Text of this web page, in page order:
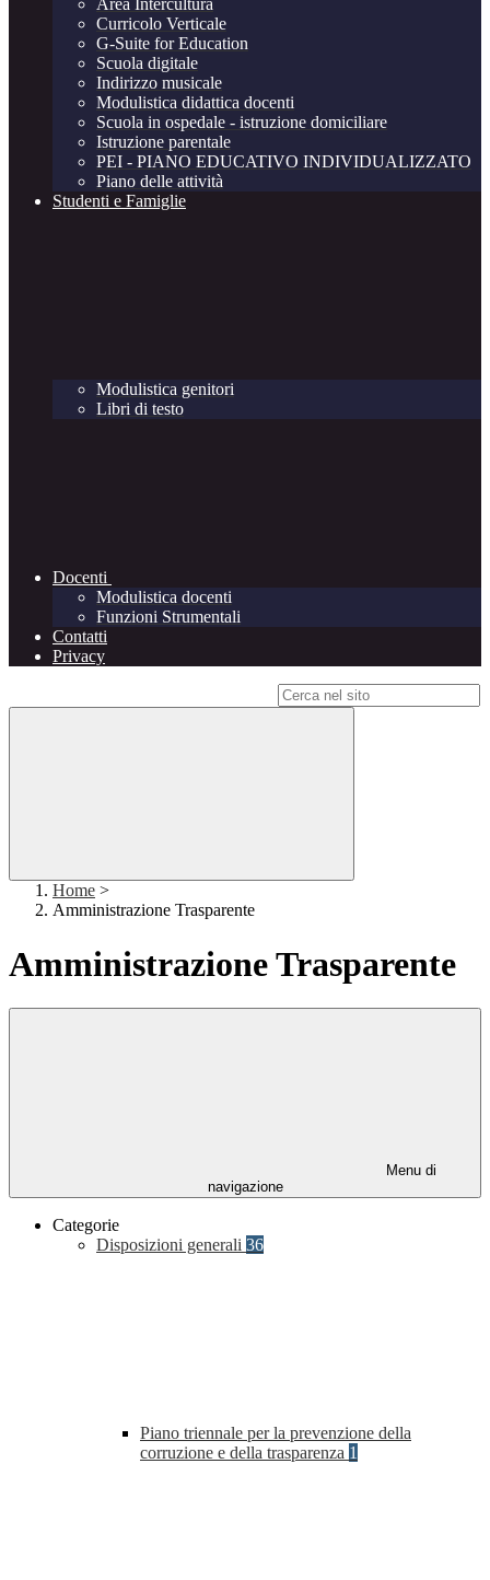
Area Intercultura
Curricolo Verticale
G-Suite for Education
Scuola digitale
Indirizzo musicale
Modulistica didattica docenti
Scuola in ospedale - istruzione domiciliare
Istruzione parentale
PEI - PIANO EDUCATIVO INDIVIDUALIZZATO
Piano delle attività
Studenti e Famiglie
Modulistica genitori
Libri di testo
Docenti
Modulistica docenti
Funzioni Strumentali
Contatti
Privacy
Home >
Amministrazione Trasparente
Amministrazione Trasparente
Menu di
navigazione
Categorie
Disposizioni generali 36
Piano triennale per la prevenzione della
corruzione e della trasparenza 1